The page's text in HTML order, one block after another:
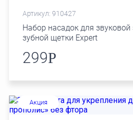
Артикул: 910427
Набор насадок для звуковой
зубной щетки Expert
299Р
Акция